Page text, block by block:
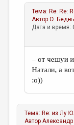
Тема: Re: Re:
АвторО.
Дата и время:
– от чешуи
Натали, а
:о))
Тема: Re: из Лу
Автор